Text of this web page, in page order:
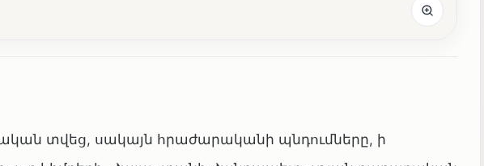
տվեց, սակայն հրաժարականի պնդումները, ի